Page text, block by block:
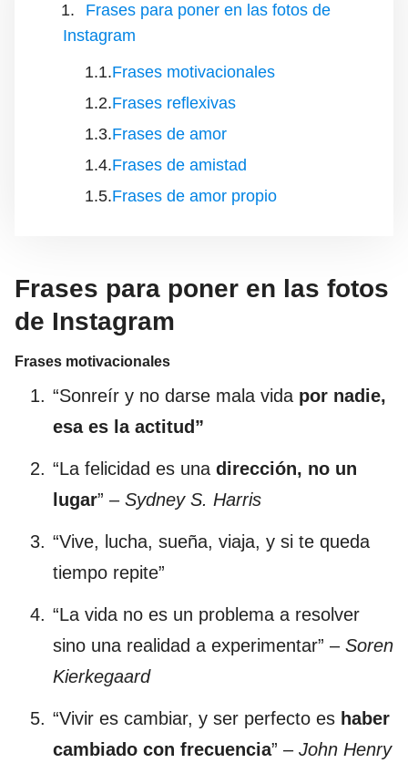
Frases para poner en las fotos de
Instagram
Frases motivacionales
Frases reflexivas
Frases de amor
Frases de amistad
Frases de amor propio
Frases para poner en las fotos
de Instagram
Frases motivacionales
“Sonreír y no darse mala vida por nadie,
esa es la actitud”
“La felicidad es una dirección, no un
lugar” – Sydney S. Harris
“Vive, lucha, sueña, viaja, y si te queda
tiempo repite”
“La vida no es un problema a resolver
sino una realidad a experimentar” – Soren
Kierkegaard
“Vivir es cambiar, y ser perfecto es haber
cambiado con frecuencia” – John Henry